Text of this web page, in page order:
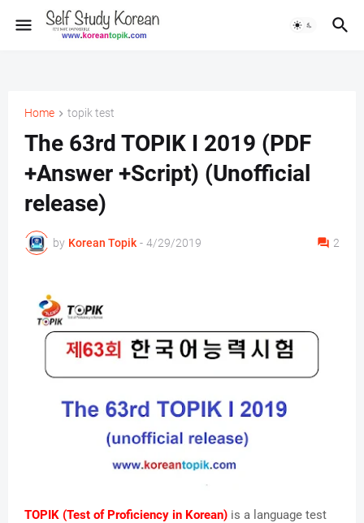
Home topik test
The 63rd TOPIK I 2019 (PDF
+Answer +Script) (Unofficial
release)
by Korean Topik - 4/29/2019 2
TOPIK (Test of Proficiency in Korean) is a language test